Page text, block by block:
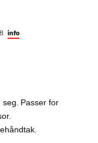
info
Passer for